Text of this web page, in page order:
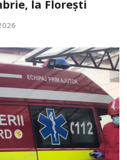
la Florești